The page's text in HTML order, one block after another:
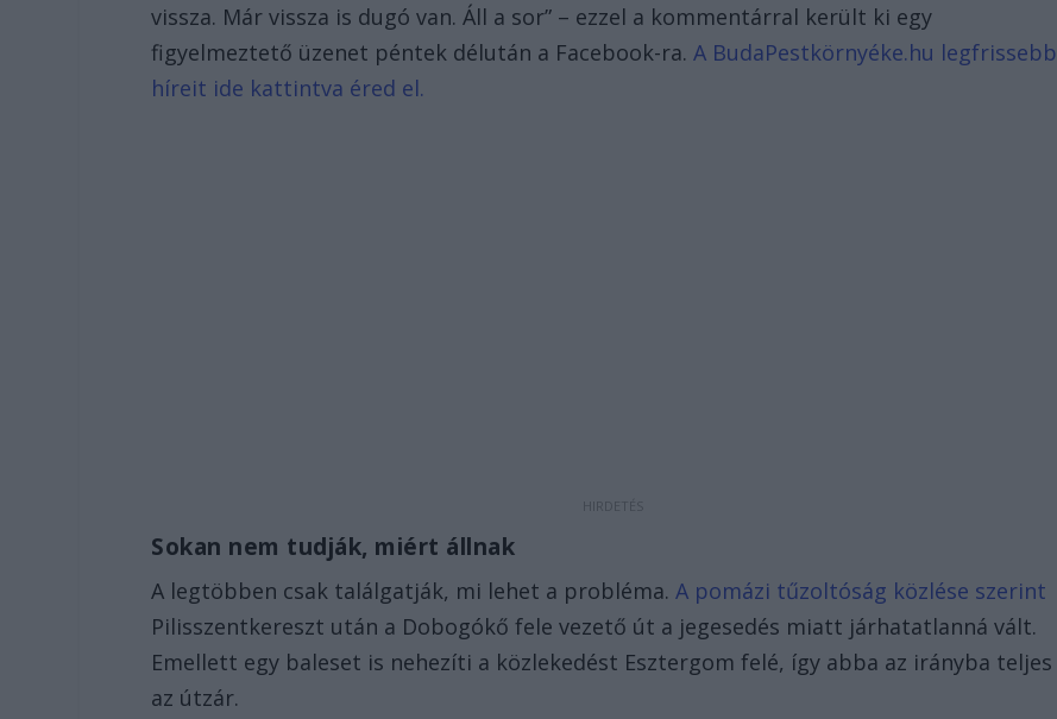
vissza. Már vissza is dugó van. Áll a sor” – ezzel a kommentárral került ki egy
figyelmeztető üzenet péntek délután a Facebook-ra.A BudaPestkörnyéke.hu legfrissebb
híreit ide kattintva éred el.
Sokan nem tudják, miért állnak
A legtöbben csak találgatják, mi lehet a probléma.A pomázi tűzoltóság közlése szerint
Pilisszentkereszt után a Dobogókő fele vezető út a jegesedés miatt járhatatlanná vált.
Emellett egy baleset is nehezíti a közlekedést Esztergom felé, így abba az irányba teljes
az útzár.